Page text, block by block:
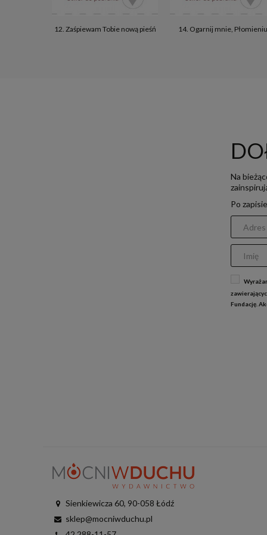
12. Zaśpiewam Tobie nową pieśń 14. Ogarnij mnie, Płomieniu
Na
Po
Fundację.
Sienkiewicza 60, 90-058 Łódź
sklep@mocniwduchu.pl